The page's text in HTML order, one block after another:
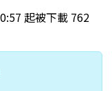
起被下載 762